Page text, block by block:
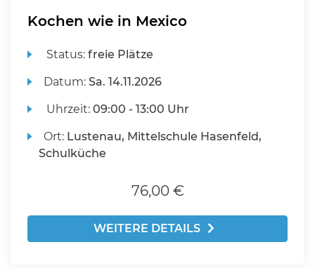
Kochen wie in Mexico
Status:freie Plätze
Datum:Sa. 14.11.2026
Uhrzeit:09:00 - 13:00 Uhr
Ort: Lustenau, Mittelschule Hasenfeld,
Schulküche
76,00 €
WEITERE DETAILS